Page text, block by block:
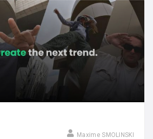
Maxime SMOLINSKI